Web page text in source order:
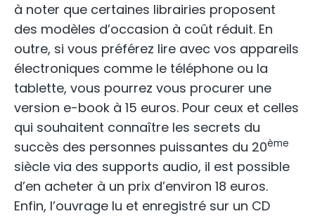
à noter que certaines librairies proposent
des modèles d’occasion à coût réduit. En
outre, si vous préférez lire avec vos appareils
électroniques comme le téléphone ou la
tablette, vous pourrez vous procurer une
version e-book à 15 euros. Pour ceux et celles
qui souhaitent connaître les secrets du
succès des personnes puissantes du 20ème
siècle via des supports audio, il est possible
d’en acheter à un prix d’environ 18 euros.
Enfin, l’ouvrage lu et enregistré sur un CD